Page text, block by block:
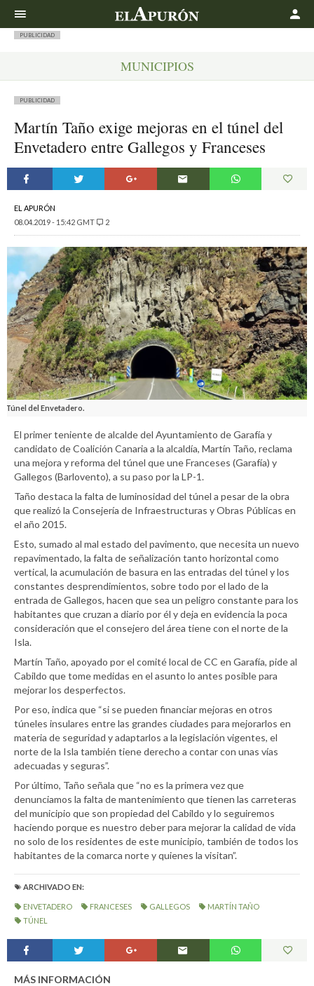
PUBLICIDAD
MUNICIPIOS
PUBLICIDAD
Martín Taño exige mejoras en el túnel del
Envetadero entre Gallegos y Franceses
EL APURÓN
08.04.2019 - 15:42 GMT
2
Túnel del Envetadero.
El primer teniente de alcalde del Ayuntamiento de Garafía y
candidato de Coalición Canaria a la alcaldía, Martín Taño, reclama
una mejora y reforma del túnel que une Franceses (Garafía) y
Gallegos (Barlovento), a su paso por la LP-1.
Taño destaca la falta de luminosidad del túnel a pesar de la obra
que realizó la Consejería de Infraestructuras y Obras Públicas en
el año 2015.
Esto, sumado al mal estado del pavimento, que necesita un nuevo
repavimentado, la falta de señalización tanto horizontal como
vertical, la acumulación de basura en las entradas del túnel y los
constantes desprendimientos, sobre todo por el lado de la
entrada de Gallegos, hacen que sea un peligro constante para los
habitantes que cruzan a diario por él y deja en evidencia la poca
consideración que el consejero del área tiene con el norte de la
Isla.
Martín Taño, apoyado por el comité local de CC en Garafía, pide al
Cabildo que tome medidas en el asunto lo antes posible para
mejorar los desperfectos.
Por eso, indica que “si se pueden financiar mejoras en otros
túneles insulares entre las grandes ciudades para mejorarlos en
materia de seguridad y adaptarlos a la legislación vigentes, el
norte de la Isla también tiene derecho a contar con unas vías
adecuadas y seguras”.
Por último, Taño señala que “no es la primera vez que
denunciamos la falta de mantenimiento que tienen las carreteras
del municipio que son propiedad del Cabildo y lo seguiremos
haciendo porque es nuestro deber para mejorar la calidad de vida
no solo de los residentes de este municipio, también de todos los
habitantes de la comarca norte y quienes la visitan”.
ARCHIVADO EN:
ENVETADERO FRANCESES GALLEGOS
MARTÍN TAÑO
TÚNEL
MÁS INFORMACIÓN